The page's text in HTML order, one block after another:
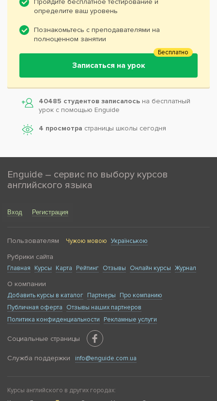
Пройдите бесплатное тестирование и
определите ваш уровень
Познакомьтесь с преподавателями на
полноценном занятии
Записаться на урок
Бесплатно
40485 студентов записалось на бесплатный
урок с помощью Enguide
4 просмотра страницы школы сегодня
Enguide – сервис по выбору курсов
английского языка
Вход Регистрация
Пользователям Чужою мовою Українською
Рубрики сайта
Главная Курсы Карта Рейтинг Отзывы Онлайн курсы Журнал
О компании
Добавить курсы в каталог Партнеры
Про компанию
Публичная оферта
Отзывы наших партнеров
Политика конфиденциальности
Рекламные услуги
Социальные страницы
Служба поддержки info@enguide.com.ua
Курсы английского в других городах: